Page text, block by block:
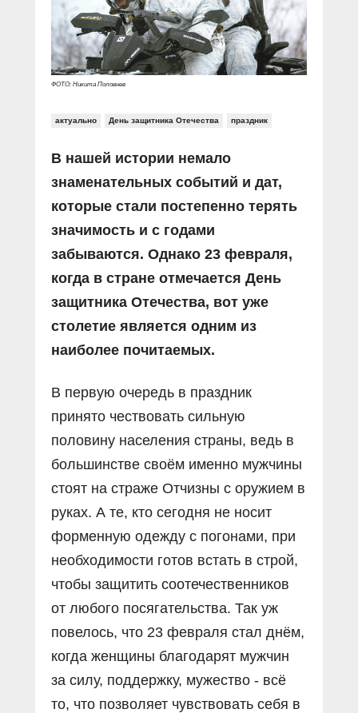
Социальные ролики
Документальные фильмы
Прямой разговор
В знании сила
Специальный репортаж
КиберПОСТОВОЙ
Газета «Щит и меч»
Журнал «Полиция России»
О ПОРТАЛЕ
Контакты
ФОТО: Никита Половнев
актуально День защитника Отечества праздник
В нашей истории немало
знаменательных событий и дат,
которые стали постепенно терять
значимость и с годами
забываются. Однако 23 февраля,
когда в стране отмечается День
защитника Отечества, вот уже
столетие является одним из
наиболее почитаемых.
В первую очередь в праздник
принято чествовать сильную
половину населения страны, ведь в
большинстве своём именно мужчины
стоят на страже Отчизны с оружием в
руках. А те, кто сегодня не носит
форменную одежду с погонами, при
необходимости готов встать в строй,
чтобы защитить соотечественников
от любого посягательства. Так уж
повелось, что 23 февраля стал днём,
когда женщины благодарят мужчин
за силу, поддержку, мужество - всё
то, что позволяет чувствовать себя в